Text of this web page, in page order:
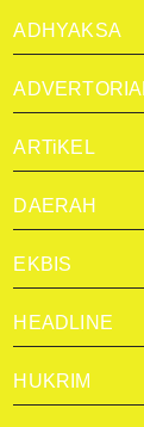
ADHYAKSA
ARTiKEL
DAERAH
EKBIS
HEADLINE
HUKRIM